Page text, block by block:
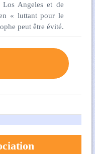
Los Angeles et de
« luttant pour le
peut être évité.